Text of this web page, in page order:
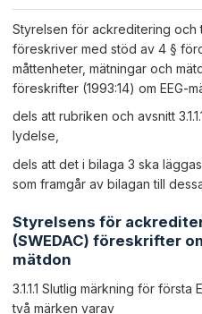
Styrelsen för ackreditering och
föreskriver med stöd av 4 §
måttenheter, mätningar och
föreskrifter (1993:14) om EEG-
dels att rubriken och avsnitt
lydelse,
dels att det i bilaga 3 ska
som framgår av bilagan till
Styrelsens för
(SWEDAC) föreskrifter
mätdon
3.1.1.1 Slutlig märkning för
två märken varav